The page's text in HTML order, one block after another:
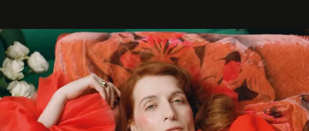
importa si no lo entienden’”, confiesa.